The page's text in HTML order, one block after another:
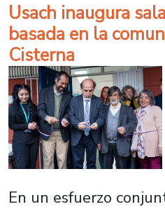
Usach inaugura
basada en la
Cisterna
En un esfuerzo